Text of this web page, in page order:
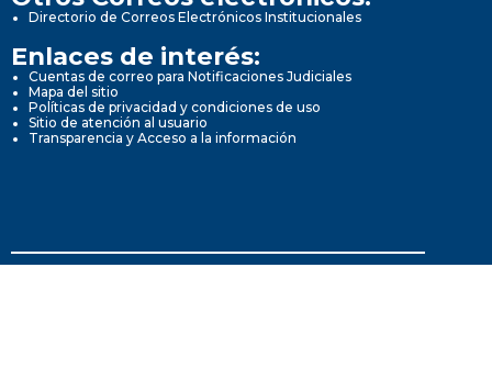
Directorio de Correos Electrónicos Institucionales
Enlaces de interés:
Cuentas de correo para Notificaciones Judiciales
Mapa del sitio
Políticas de privacidad y condiciones de uso
Sitio de atención al usuario
Transparencia y Acceso a la información